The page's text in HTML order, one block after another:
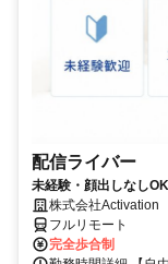
配信ライバー
未経験・顔出しなし
株式会社Activation
フルリモート
完全歩合制